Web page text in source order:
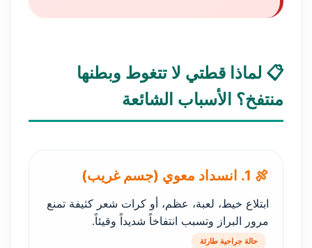
📋 لماذا قطتي لا تتغوط وبطنها
منتفخ؟ الأسباب الشائعة
🍖 1. انسداد معوي (جسم غريب)
ابتلاع خيط، لعبة، عظم، أو كرات شعر كثيفة تمنع
مرور البراز وتسبب انتفاخاً شديداً وقيئاً.
حالة جراحية طارئة